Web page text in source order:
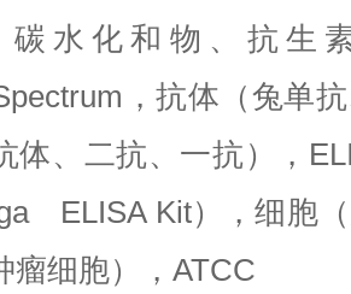
碳水化和物、抗生
，抗体（兔单
体、二抗、一抗），
ELISA Kit），细胞（
瘤细胞），ATCC